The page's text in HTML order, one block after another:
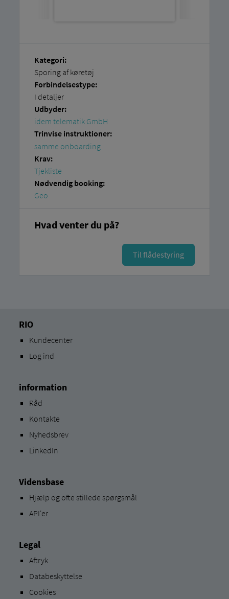
Kategori:
Sporing af køretøj
Forbindelsestype:
I detaljer
Udbyder:
idem telematik GmbH
Trinvise instruktioner:
samme onboarding
Krav:
Tjekliste
Nødvendig booking:
Geo
Hvad venter du på?
Til flådestyring
RIO
Kundecenter
Log ind
information
Råd
Kontakte
Nyhedsbrev
LinkedIn
Vidensbase
Hjælp og ofte stillede spørgsmål
API'er
Legal
Aftryk
Databeskyttelse
Cookies